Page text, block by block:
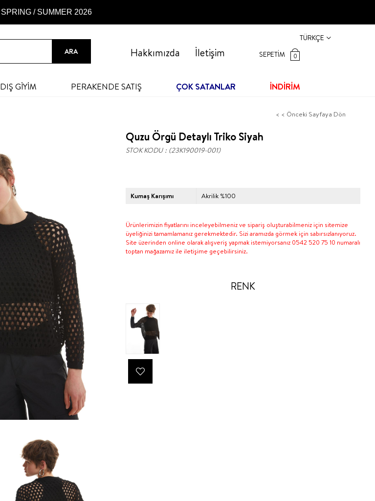
SPRING / SUMMER 2026
TÜRKÇE
SEPETIM
0
İletişim
Hakkımızda
DIŞ GİYİM PERAKENDE SATIŞ ÇOK SATANLAR İNDİRİM
< < Önceki Sayfaya Dön
Quzu Örgü Detaylı Triko Siyah
STOK KODU (23K190019-001)
Kumaş Karışımı Akrilik %100
Ürünlerimizin fiyatlarını inceleyebilmeniz ve sipariş oluşturabilmeniz için sitemize
üyeliğinizi tamamlamanız gerekmektedir. Sizi aramızda görmek için sabırsızlanıyoruz.
Site üzerinden online olarak alışveriş yapmak istemiyorsanız 0542 520 75 10 numaralı
toptan mağazamız ile iletişime geçebilirsiniz.
RENK